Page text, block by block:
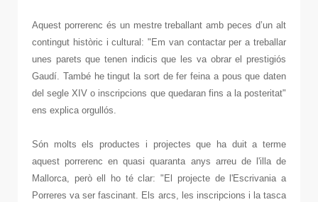
Aquest porrerenc és un mestre treballant amb peces d’un alt
contingut històric i cultural: "Em van contactar per a treballar
unes parets que tenen indicis que les va obrar el prestigiós
Gaudí. També he tingut la sort de fer feina a pous que daten
del segle XIV o inscripcions que quedaran fins a la posteritat"
ens explica orgullós.
Són molts els productes i projectes que ha duit a terme
aquest porrerenc en quasi quaranta anys arreu de l'illa de
Mallorca, però ell ho té clar: "El projecte de l'Escrivania a
Porreres va ser fascinant. Els arcs, les inscripcions i la tasca